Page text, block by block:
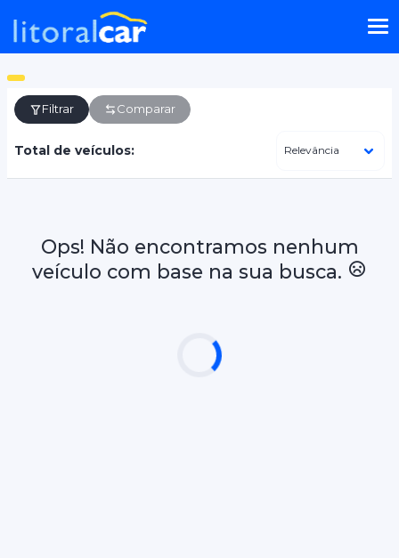
Filtrar Comparar
Total de veículos:
Ops! Não encontramos nenhum
veículo com base na sua busca.